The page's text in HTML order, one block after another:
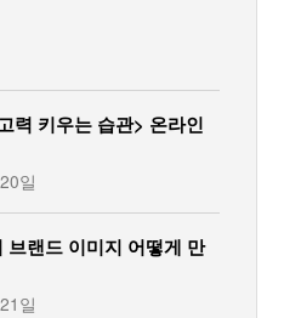
력 키우는 습관> 온라인
일
브랜드 이미지 어떻게 만
일